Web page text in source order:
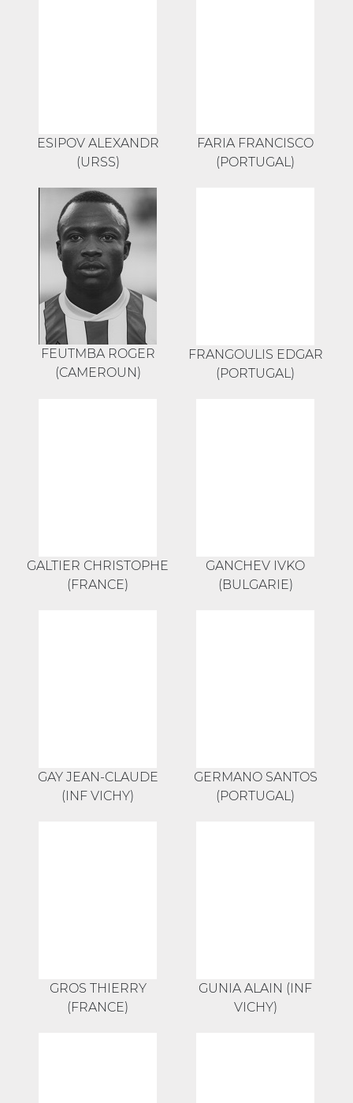
ESIPOV ALEXANDR
(URSS)
FARIA FRANCISCO
(PORTUGAL)
FEUTMBA ROGER
(CAMEROUN)
FRANGOULIS EDGAR
(PORTUGAL)
GALTIER CHRISTOPHE
(FRANCE)
GANCHEV IVKO
(BULGARIE)
GAY JEAN-CLAUDE
(INF VICHY)
GERMANO SANTOS
(PORTUGAL)
GROS THIERRY
(FRANCE)
GUNIA ALAIN (INF
VICHY)